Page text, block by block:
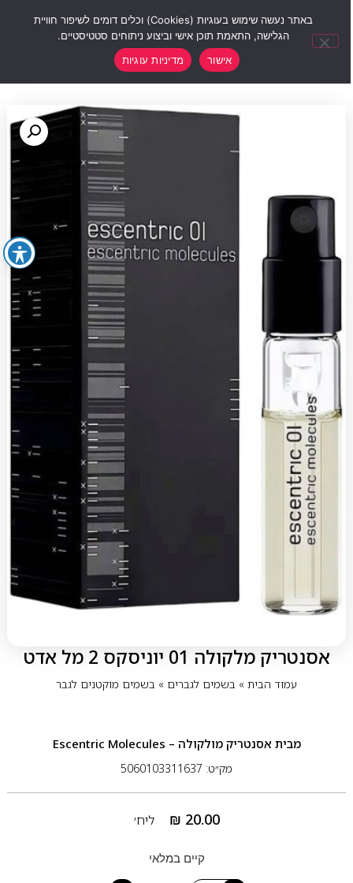
אסנטריק מלקולה 01 יוניסקס 2 מל אדט
עמוד הבית» בשמים לגברים» בשמים מוקטנים לגבר
מבית אסנטריק מולקולה – Escentric Molecules
מק״ט: 5060103311637
₪ 20.00 ליח׳
קיים במלאי
באתר נעשה שימוש בעוגיות (Cookies) וכלים דומים לשיפור חוויית
הגלישה, התאמת תוכן אישי וביצוע ניתוחים סטטיסטיים.
אישור
מדיניות עוגיות